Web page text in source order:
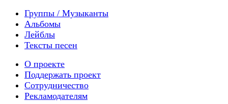
Группы / Музыканты
Альбомы
Лейблы
Тексты песен
О проекте
Поддержать проект
Сотрудничество
Рекламодателям